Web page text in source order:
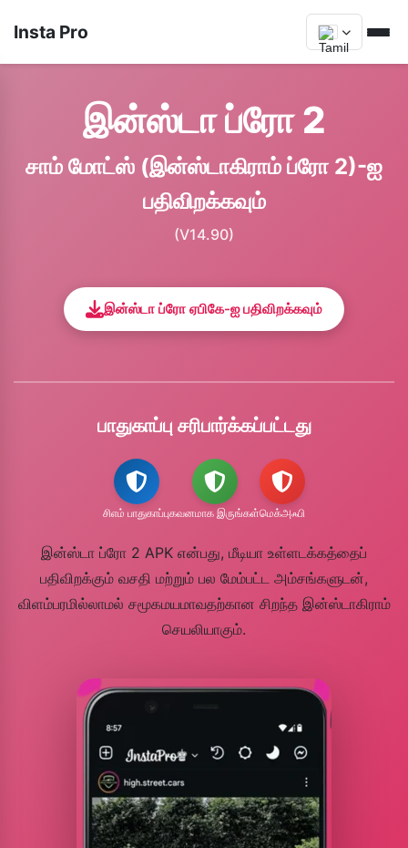
Insta Pro
இன்ஸ்டா ப்ரோ 2
சாம் மோட்ஸ் (இன்ஸ்டாகிராம் ப்ரோ 2)-ஐ
பதிவிறக்கவும்
(V14.90)
இன்ஸ்டா ப்ரோ ஏபிகே-ஐ பதிவிறக்கவும்
பாதுகாப்பு சரிபார்க்கப்பட்டது
சிஎம் பாதுகாப்புகவனமாக இருங்கள்மெக்அஃபி
இன்ஸ்டா ப்ரோ 2 APK என்பது, மீடியா உள்ளடக்கத்தைப்
பதிவிறக்கும் வசதி மற்றும் பல மேம்பட்ட அம்சங்களுடன்,
விளம்பரமில்லாமல் சமூகமயமாவதற்கான சிறந்த இன்ஸ்டாகிராம்
செயலியாகும்.